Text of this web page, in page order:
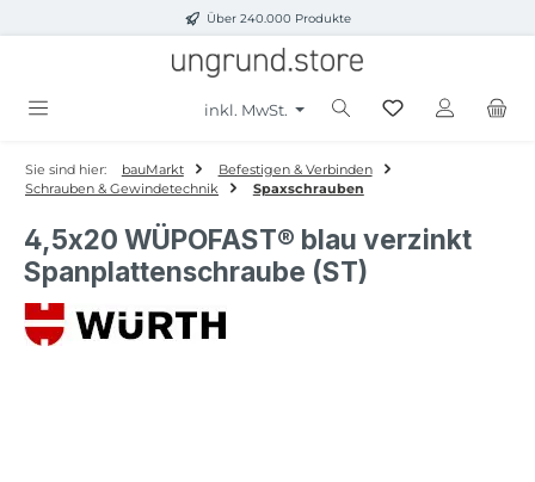
Zum Hauptinhalt springenÜber 240.000 Produkte
inkl. MwSt.
Sie sind hier: bauMarkt
Befestigen & Verbinden
Schrauben & Gewindetechnik
Spaxschrauben
4,5x20 WÜPOFAST® blau verzinkt
Spanplattenschraube (ST)